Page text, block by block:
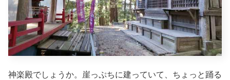
神楽殿でしょうか。崖っぷちに建っていて、ちょっと踊る